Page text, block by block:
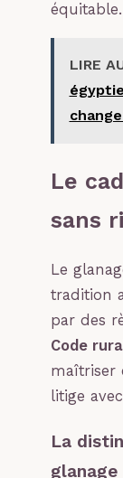
équitable.
LIRE
Le
sans
Le
tradition
par des
Code
maîtriser
litige
La